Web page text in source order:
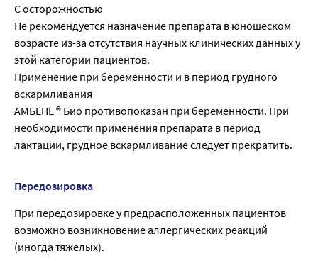
С осторожностью
Не рекомендуется назначение препарата в юношеском
возрасте из-за отсутствия научных клинических данных у
этой категории пациентов.
Применение при беременности и в период грудного
вскармливания
АМБЕНЕ ® Био противопоказан при беременности. При
необходимости применения препарата в период
лактации, грудное вскармливание следует прекратить.
Передозировка
При передозировке у предрасположенных пациентов
возможно возникновение аллергических реакций
(иногда тяжелых).